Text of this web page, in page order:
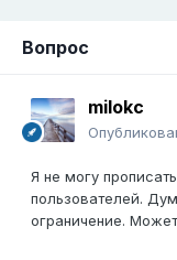
Вопрос
milokc
Я не могу
пользователей.
ограничение.